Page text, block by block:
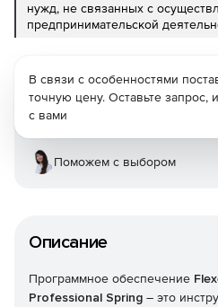
нужд, не связанных с
предпринимательской
Описание
Программное обеспечение
Professional Spring – это
В связи с особенностями
точную цену. Оставьте
с вами
Поможем с выбором